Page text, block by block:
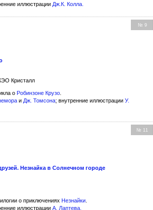
иллюстрации Дж.К. Колла
№ 9
Кристалл
о Робинзоне Крузо
и Дж. Томсона; внутренние иллюстрации У.
№ 11
Незнайка в Солнечном городе
о приключениях Незнайки
иллюстрации А. Лаптева